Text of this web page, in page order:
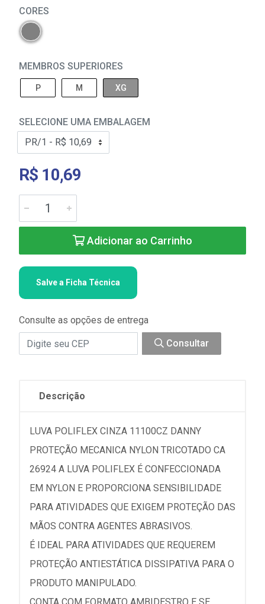
CORES
MEMBROS SUPERIORES
P M XG
SELECIONE UMA EMBALAGEM
R$ 10,69
Adicionar ao Carrinho
Salve a Ficha Técnica
Consulte as opções de entrega
Consultar
Descrição
LUVA POLIFLEX CINZA 11100CZ DANNY
PROTEÇÃO MECANICA NYLON TRICOTADO CA
26924 A LUVA POLIFLEX É CONFECCIONADA
EM NYLON E PROPORCIONA SENSIBILIDADE
PARA ATIVIDADES QUE EXIGEM PROTEÇÃO DAS
MÃOS CONTRA AGENTES ABRASIVOS.
É IDEAL PARA ATIVIDADES QUE REQUEREM
PROTEÇÃO ANTIESTÁTICA DISSIPATIVA PARA O
PRODUTO MANIPULADO.